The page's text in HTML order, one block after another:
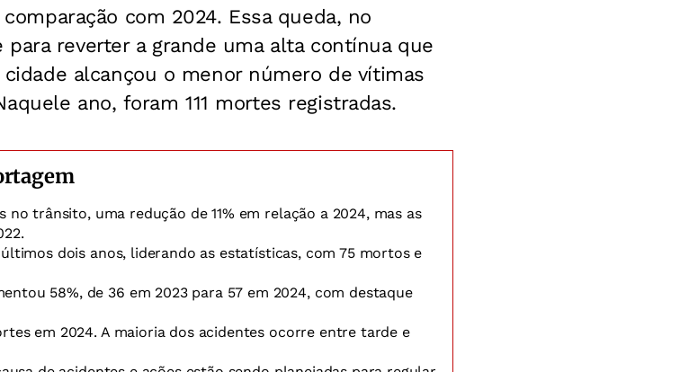
com 2024. Essa queda, no
reverter a grande uma alta contínua que
alcançou o menor número de vítimas
ano, foram 111 mortes registradas.
no trânsito, uma redução de 11% em relação a 2024, mas as
dois anos, liderando as estatísticas, com 75 mortos e
58%, de 36 em 2023 para 57 em 2024, com destaque
em 2024. A maioria dos acidentes ocorre entre tarde e